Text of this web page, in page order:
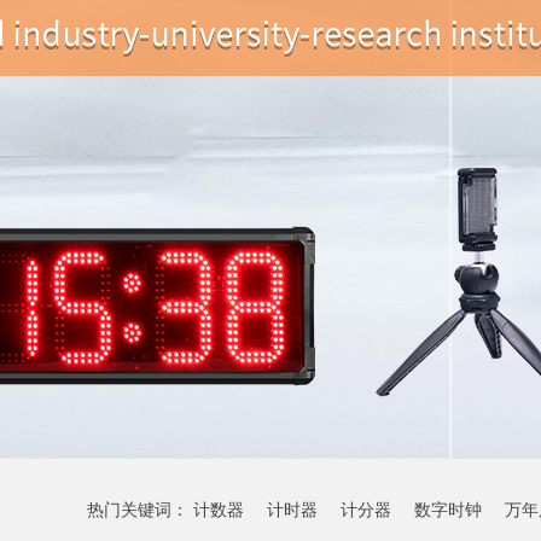
热门关键词： 计数器 计时器 计分器 数字时钟 万